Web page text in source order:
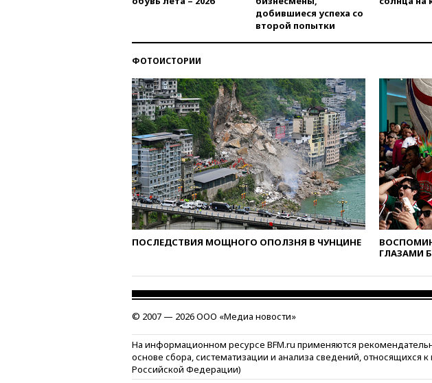
добившиеся успеха со
второй попытки
ФОТОИСТОРИИ
ПОСЛЕДСТВИЯ МОЩНОГО ОПОЛЗНЯ В ЧУНЦИНЕ
ГЛАЗАМИ
© 2007 — 2026 ООО «Медиа новости»
На информационном ресурсе BFM.ru применяются
основе сбора, систематизации и анализа сведений, относящихся
Российской Федерации)